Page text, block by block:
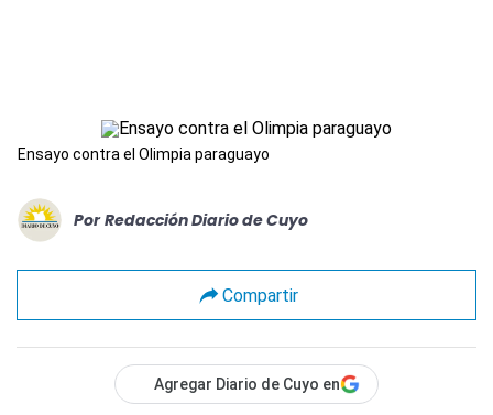
Ensayo contra el Olimpia paraguayo
Por Redacción Diario de Cuyo
Compartir
Agregar Diario de Cuyo en